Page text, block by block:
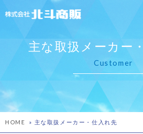
主な取扱メーカー
Customer
HOME » 主な取扱メーカー・仕入れ先